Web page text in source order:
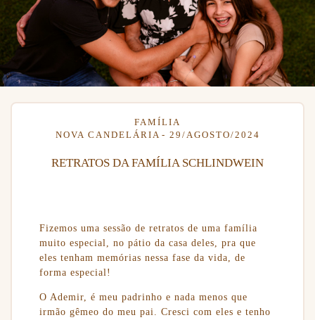
FAMÍLIA
NOVA CANDELÁRIA
29/AGOSTO/2024
RETRATOS DA FAMÍLIA SCHLINDWEIN
Fizemos uma sessão de retratos de uma família
muito especial, no pátio da casa deles, pra que
eles tenham memórias nessa fase da vida, de
forma especial!
O Ademir, é meu padrinho e nada menos que
irmão gêmeo do meu pai. Cresci com eles e tenho